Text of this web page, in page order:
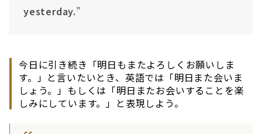
yesterday.”
今日に引き続き「明日もまたよろしくお願いしま
す。」と言いたいとき、英語では「明日また会いま
しょう。」もしくは「明日またお会いすることを楽
しみにしています。」と表現しよう。